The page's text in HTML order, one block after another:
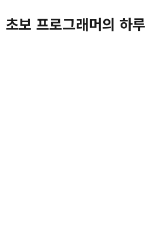
초보 프로그래머의 하루